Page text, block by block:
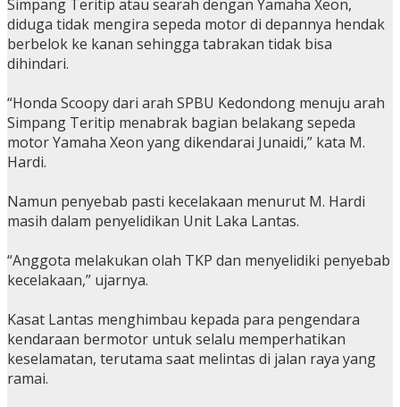
Simpang Teritip atau searah dengan Yamaha Xeon,
diduga tidak mengira sepeda motor di depannya hendak
berbelok ke kanan sehingga tabrakan tidak bisa
dihindari.
“Honda Scoopy dari arah SPBU Kedondong menuju arah
Simpang Teritip menabrak bagian belakang sepeda
motor Yamaha Xeon yang dikendarai Junaidi,” kata M.
Hardi.
Namun penyebab pasti kecelakaan menurut M. Hardi
masih dalam penyelidikan Unit Laka Lantas.
“Anggota melakukan olah TKP dan menyelidiki penyebab
kecelakaan,” ujarnya.
Kasat Lantas menghimbau kepada para pengendara
kendaraan bermotor untuk selalu memperhatikan
keselamatan, terutama saat melintas di jalan raya yang
ramai.